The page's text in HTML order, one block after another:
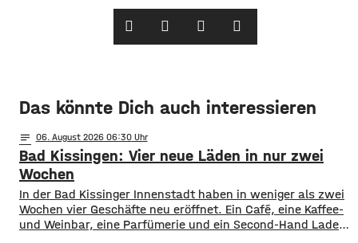
Das könnte Dich auch interessieren
notes 06. August 2026 06:30
Bad Kissingen: Vier neue Läden in nur zwei
Wochen
In der Bad Kissinger Innenstadt haben in weniger als zwei
Wochen vier Geschäfte neu eröffnet. Ein Café, eine Kaffee-
und Weinbar, eine Parfümerie und ein Second-Hand Laden